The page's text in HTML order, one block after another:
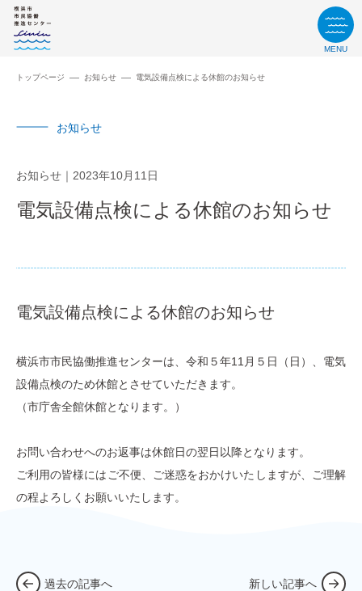
MENU
トップページ お知らせ 電気設備点検による休館のお知らせ
お知らせ
お知らせ 2023年10月11日
電気設備点検による休館のお知らせ
電気設備点検による休館のお知らせ
横浜市市民協働推進センターは、令和５年11月５日（日）、電気
設備点検のため休館とさせていただきます。
（市庁舎全館休館となります。）
お問い合わせへのお返事は休館日の翌日以降となります。
ご利用の皆様にはご不便、ご迷惑をおかけいたしますが、ご理解
の程よろしくお願いいたします。
過去の記事へ 新しい記事へ